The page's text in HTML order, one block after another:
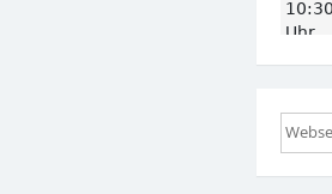
Suchen